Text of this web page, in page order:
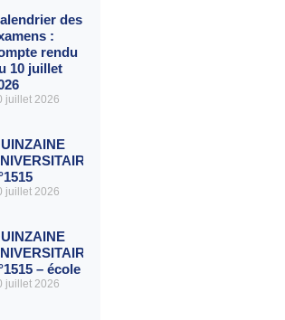
des
:
rendu
10 juillet
juillet 2026
juillet 2026
– école
juillet 2026